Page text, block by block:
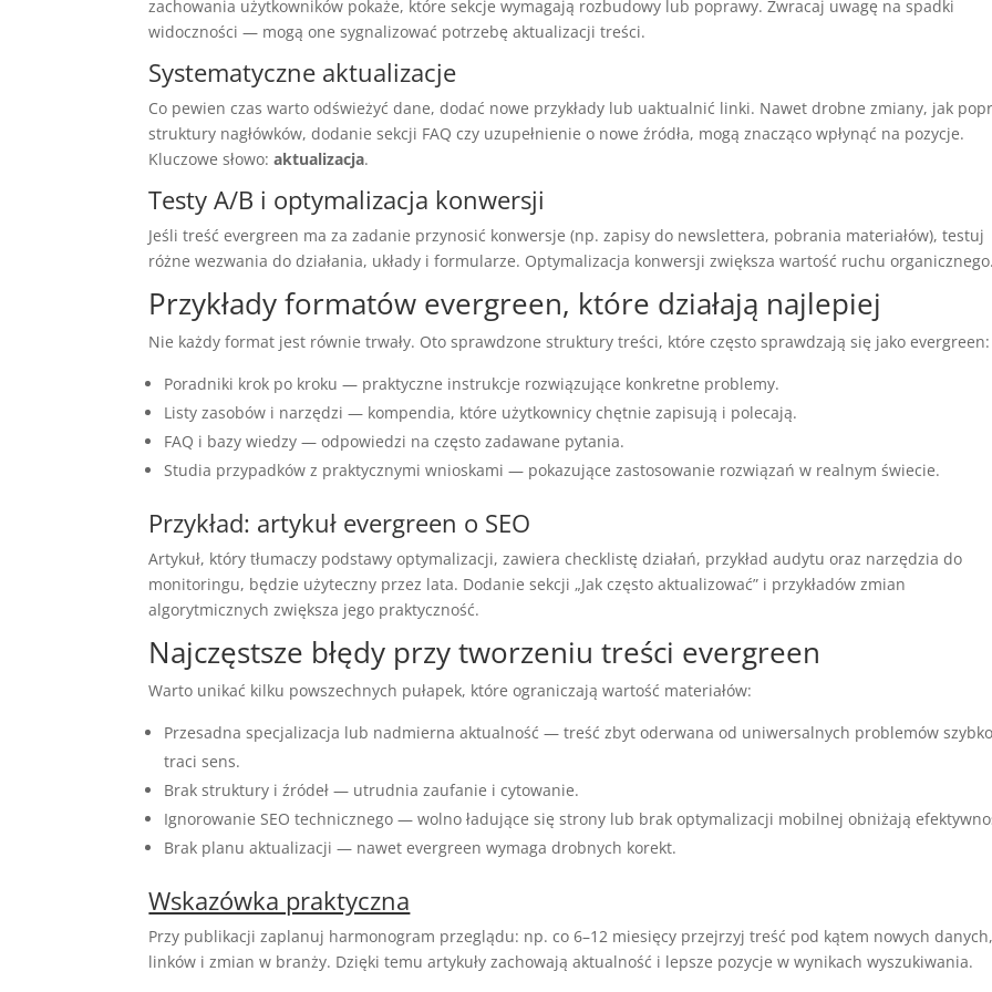
zachowania użytkowników pokaże, które sekcje wymagają rozbudowy lub poprawy. Zwracaj uwagę na spadki
widoczności — mogą one sygnalizować potrzebę aktualizacji treści.
Systematyczne aktualizacje
Co pewien czas warto odświeżyć dane, dodać nowe przykłady lub uaktualnić linki. Nawet drobne zmiany, jak
struktury nagłówków, dodanie sekcji FAQ czy uzupełnienie o nowe źródła, mogą znacząco wpłynąć na pozycje.
Kluczowe słowo:aktualizacja.
Testy A/B i optymalizacja konwersji
Jeśli treść evergreen ma za zadanie przynosić konwersje (np. zapisy do newslettera, pobrania materiałów), testuj
różne wezwania do działania, układy i formularze. Optymalizacja konwersji zwiększa wartość ruchu organicznego.
Przykłady formatów evergreen, które działają najlepiej
Nie każdy format jest równie trwały. Oto sprawdzone struktury treści, które często sprawdzają się jako evergreen:
Poradniki krok po kroku — praktyczne instrukcje rozwiązujące konkretne problemy.
Listy zasobów i narzędzi — kompendia, które użytkownicy chętnie zapisują i polecają.
FAQ i bazy wiedzy — odpowiedzi na często zadawane pytania.
Studia przypadków z praktycznymi wnioskami — pokazujące zastosowanie rozwiązań w realnym świecie.
Przykład: artykuł evergreen o SEO
Artykuł, który tłumaczy podstawy optymalizacji, zawiera checklistę działań, przykład audytu oraz narzędzia do
monitoringu, będzie użyteczny przez lata. Dodanie sekcji „Jak często aktualizować” i przykładów zmian
algorytmicznych zwiększa jego praktyczność.
Najczęstsze błędy przy tworzeniu treści evergreen
Warto unikać kilku powszechnych pułapek, które ograniczają wartość materiałów:
Przesadna specjalizacja lub nadmierna aktualność — treść zbyt oderwana od uniwersalnych problemów szybko
traci sens.
Brak struktury i źródeł — utrudnia zaufanie i cytowanie.
Ignorowanie SEO technicznego — wolno ładujące się strony lub brak optymalizacji mobilnej obniżają
Brak planu aktualizacji — nawet evergreen wymaga drobnych korekt.
Wskazówka praktyczna
Przy publikacji zaplanuj harmonogram przeglądu: np. co 6–12 miesięcy przejrzyj treść pod kątem nowych danych,
linków i zmian w branży. Dzięki temu artykuły zachowają aktualność i lepsze pozycje w wynikach wyszukiwania.